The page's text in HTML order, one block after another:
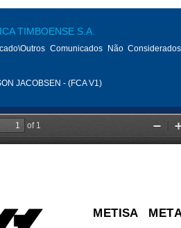
TIMBOENSE S.A.
Comunicados Não
JACOBSEN - (FCA V1)